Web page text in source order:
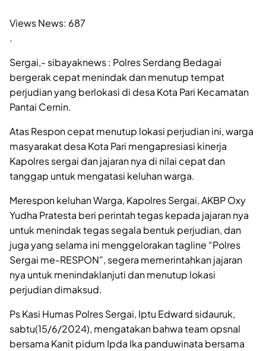
Views News: 687
.
Sergai,- sibayaknews : Polres Serdang Bedagai
bergerak cepat menindak dan menutup tempat
perjudian yang berlokasi di desa Kota Pari Kecamatan
Pantai Cernin.
Atas Respon cepat menutup lokasi perjudian ini, warga
masyarakat desa Kota Pari mengapresiasi kinerja
Kapolres sergai dan jajaran nya di nilai cepat dan
tanggap untuk mengatasi keluhan warga.
Merespon keluhan Warga, Kapolres Sergai, AKBP Oxy
Yudha Pratesta beri perintah tegas kepada jajaran nya
untuk menindak tegas segala bentuk perjudian, dan
juga yang selama ini menggelorakan tagline “Polres
Sergai me-RESPON”, segera memerintahkan jajaran
nya untuk menindaklanjuti dan menutup lokasi
perjudian dimaksud.
Ps Kasi Humas Polres Sergai, Iptu Edward sidauruk,
sabtu(15/6/2024), mengatakan bahwa team opsnal
bersama Kanit pidum Ipda Ika panduwinata bersama